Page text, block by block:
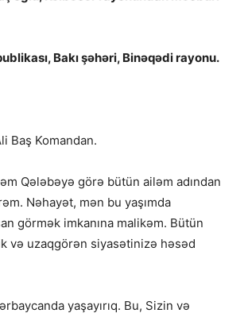
Bakı şəhəri, Binəqədi rayonu.
Baş Komandan.
Qələbəyə görə bütün ailəm adından
Nəhayət, mən bu yaşımda
görmək imkanına malikəm. Bütün
və uzaqgörən siyasətinizə həsəd
yaşayırıq. Bu, Sizin və